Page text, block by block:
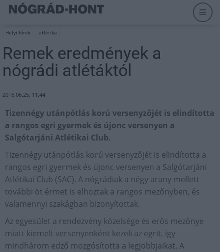
Helyi hírek atlétika
Remek eredmények a
nógrádi atlétáktól
2016.06.25. 11:44
Tizennégy utánpótlás korú versenyzőjét is elindította
a rangos egri gyermek és újonc versenyen a
Salgótarjáni Atlétikai Club.
Tizennégy utánpótlás korú versenyzőjét is elindította a
rangos egri gyermek és újonc versenyen a Salgótarjáni
Atlétikai Club (SAC). A nógrádiak a négy arany mellett
további öt érmet is elhoztak a rangos mezőnyben, és
valamennyi szakágban bizonyítottak.
Az egyesület a rendezvény közelsége és erős mezőnye
miatt kiemelt versenyenként kezeli az egrit, így
mindhárom edző mozgósította a legjobbjaikat. A